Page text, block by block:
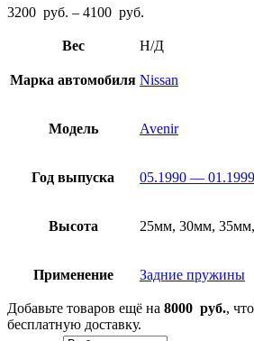
3200 руб. – 4100 руб.
3200
–
Вес Н/Д
Марка автомобиля Nissan
Модель Avenir
Год выпуска 05.1990 —
Высота 25мм, 30мм,
Применение Задние пружины
Добавьте товаров ещё на 8000 руб.,
бесплатную доставку.